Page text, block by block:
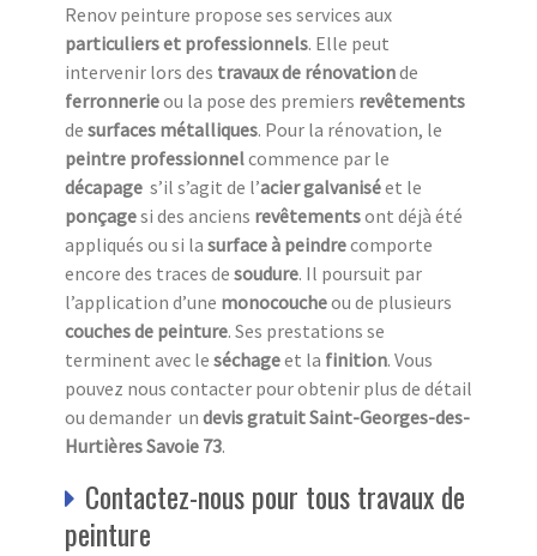
Renov peinture propose ses services aux
particuliers et professionnels. Elle peut
intervenir lors des travaux de rénovationde
ferronnerieou la pose des premiers revêtements
de surfaces métalliques. Pour la rénovation, le
peintre professionnelcommence par le
décapage s’il s’agit de l’acier galvaniséet le
ponçagesi des anciens revêtementsont déjà été
appliqués ou si la surface à peindrecomporte
encore des traces de soudure. Il poursuit par
l’application d’une monocoucheou de plusieurs
couches de peinture. Ses prestations se
terminent avec le séchageet la finition. Vous
pouvez nous contacter pour obtenir plus de détail
ou demander un devis gratuit Saint-Georges-des-
Hurtières Savoie 73.
Contactez-nous pour tous travaux de
peinture